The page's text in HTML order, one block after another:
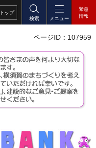
トップ
検索
メニュー
緊急
情報
ページID：107959